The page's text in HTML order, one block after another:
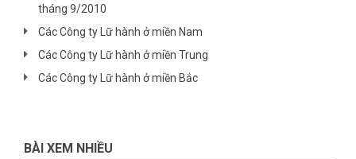
tháng 9/2010
Các Công ty Lữ hành ở miền Nam
Các Công ty Lữ hành ở miền Trung
Các Công ty Lữ hành ở miền Bắc
BÀI XEM NHIỀU